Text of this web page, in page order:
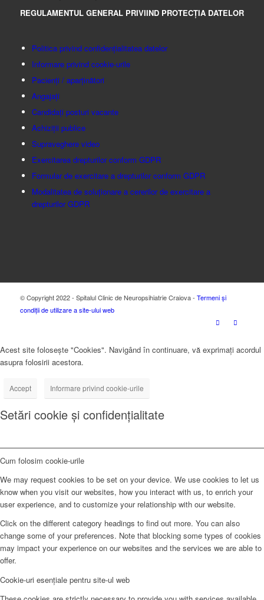
REGULAMENTUL GENERAL PRIVIIND PROTECȚIA DATELOR
Politica privind confidențialitatea datelor
Informare privind cookie-urile
Pacienți / aparținători
Angajați
Candidați posturi vacante
Achiziții publice
Supraveghere video
Exercitarea drepturilor conform GDPR
Formular de exercitare a drepturilor conform GDPR
Modalitatea de soluționare a cererilor de exercitare a
drepturilor GDPR
© Copyright 2022 - Spitalul Clinic de Neuropsihiatrie Craiova - Termeni și
condiții de utilizare a site-ului web
Acest site folosește "Cookies". Navigând în continuare, vă exprimați acordul
asupra folosirii acestora.
Accept Informare privind cookie-urile
Setări cookie și confidențialitate
Cum folosim cookie-urile
We may request cookies to be set on your device. We use cookies to let us
know when you visit our websites, how you interact with us, to enrich your
user experience, and to customize your relationship with our website.
Click on the different category headings to find out more. You can also
change some of your preferences. Note that blocking some types of cookies
may impact your experience on our websites and the services we are able to
offer.
Cookie-uri esențiale pentru site-ul web